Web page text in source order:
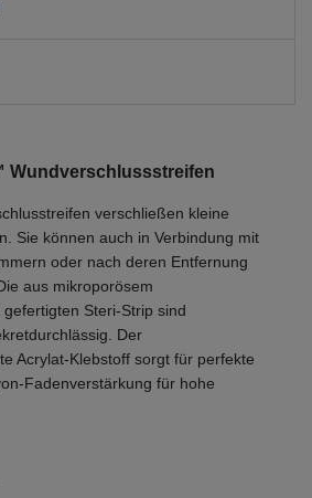
verschließen kleine
Sie können auch in Verbindung mit
oder nach deren Entfernung
aus mikroporösem
Steri-Strip sind
Der
Acrylat-Klebstoff sorgt für perfekte
Fadenverstärkung für hohe